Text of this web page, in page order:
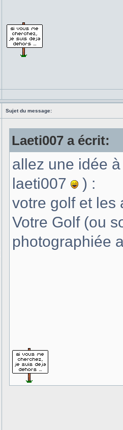
Sujet du message:
Laeti007 a écrit:
allez une idée
laeti007
) :
votre golf et les
Votre Golf (ou
photographiée